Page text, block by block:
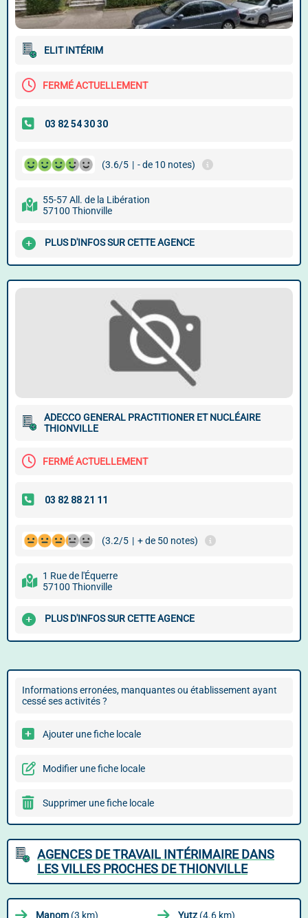
ELIT INTÉRIM
FERMÉ ACTUELLEMENT
(3.6/5 | - de 10 notes)
55-57 All. de la Libération
57100 Thionville
PLUS D'INFOS SUR CETTE AGENCE
ADECCO GENERAL PRACTITIONER ET NUCLÉAIRE
THIONVILLE
FERMÉ ACTUELLEMENT
(3.2/5 | + de 50 notes)
1 Rue de l'Équerre
57100 Thionville
PLUS D'INFOS SUR CETTE AGENCE
Informations erronées, manquantes ou établissement ayant
cessé ses activités ?
Ajouter une fiche locale
Modifier une fiche locale
Supprimer une fiche locale
AGENCES DE TRAVAIL INTÉRIMAIRE DANS
LES VILLES PROCHES DE THIONVILLE
Manom (3 km) Yutz (4.6 km)